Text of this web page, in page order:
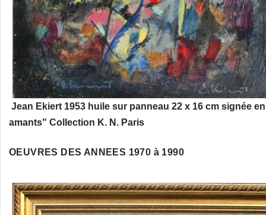
Jean Ekiert 1953 huile sur panneau 22 x 16 cm signée
amants" Collection K. N. Paris
OEUVRES DES ANNEES 1970 à 1990